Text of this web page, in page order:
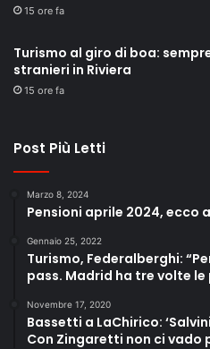
15 ore fa
Turismo al giro di boa:
stranieri in Riviera
15 ore fa
Post Più Letti
Marzo 8, 2024
Pensioni aprile 2024, ecco
Gennaio 25, 2022
Turismo, Federalberghi:
pass. Madrid ha tre volte
Novembre 17, 2020
Bassetti a LaChirico:
Con Zingaretti non ci vado